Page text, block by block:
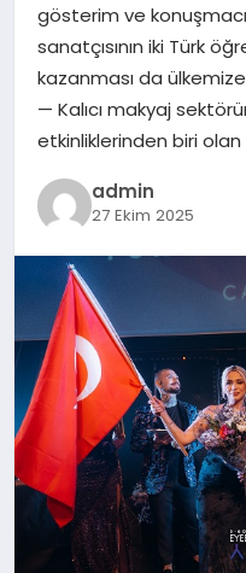
gösterim ve
sanatçısının iki Türk
kazanması da
— Kalıcı makyaj
etkinliklerinden biri olan
admin
27 Ekim 2025